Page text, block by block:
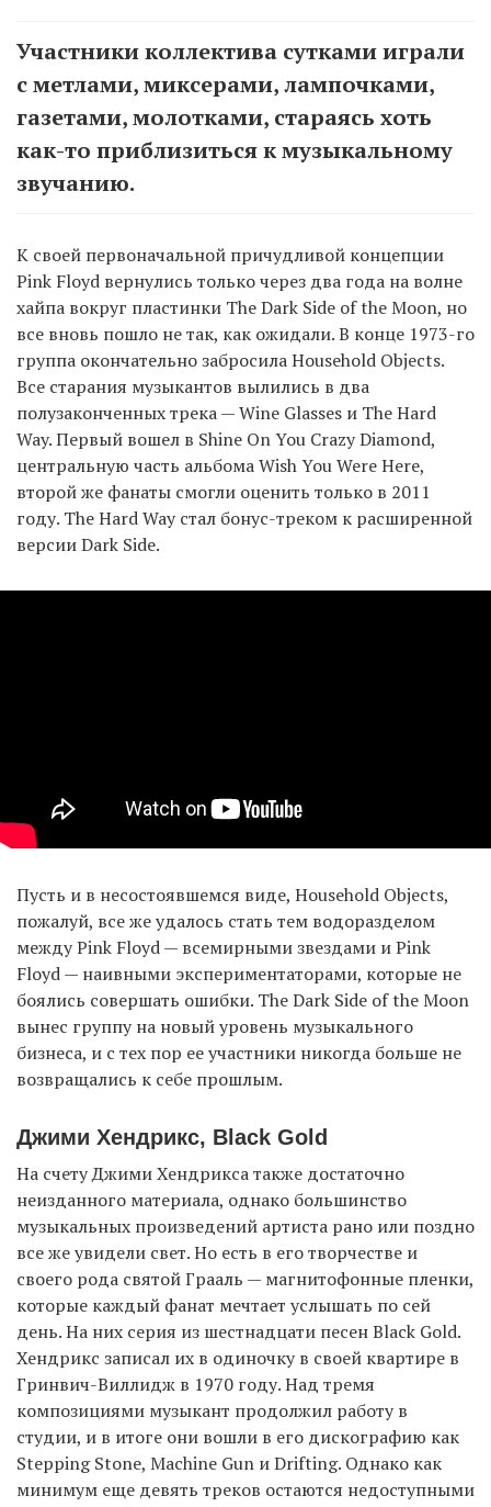
Участники коллектива сутками играли
с метлами, миксерами, лампочками,
газетами, молотками, стараясь хоть
как-то приблизиться к музыкальному
звучанию.
К своей первоначальной причудливой концепции
Pink Floyd вернулись только через два года на волне
хайпа вокруг пластинки The Dark Side of the Moon, но
все вновь пошло не так, как ожидали. В конце 1973-го
группа окончательно забросила Household Objects.
Все старания музыкантов вылились в два
полузаконченных трека — Wine Glasses и The Hard
Way. Первый вошел в Shine On You Crazy Diamond,
центральную часть альбома Wish You Were Here,
второй же фанаты смогли оценить только в 2011
году. The Hard Way стал бонус-треком к расширенной
версии Dark Side.
Пусть и в несостоявшемся виде, Household Objects,
пожалуй, все же удалось стать тем водоразделом
между Pink Floyd — всемирными звездами и Pink
Floyd — наивными экспериментаторами, которые не
боялись совершать ошибки. The Dark Side of the Moon
вынес группу на новый уровень музыкального
бизнеса, и с тех пор ее участники никогда больше не
возвращались к себе прошлым.
Джими Хендрикс, Black Gold
На счету Джими Хендрикса также достаточно
неизданного материала, однако большинство
музыкальных произведений артиста рано или поздно
все же увидели свет. Но есть в его творчестве и
своего рода святой Грааль — магнитофонные пленки,
которые каждый фанат мечтает услышать по сей
день. На них серия из шестнадцати песен Black Gold.
Хендрикс записал их в одиночку в своей квартире в
Гринвич-Виллидж в 1970 году. Над тремя
композициями музыкант продолжил работу в
студии, и в итоге они вошли в его дискографию как
Stepping Stone, Machine Gun и Drifting. Однако как
минимум еще девять треков остаются недоступными